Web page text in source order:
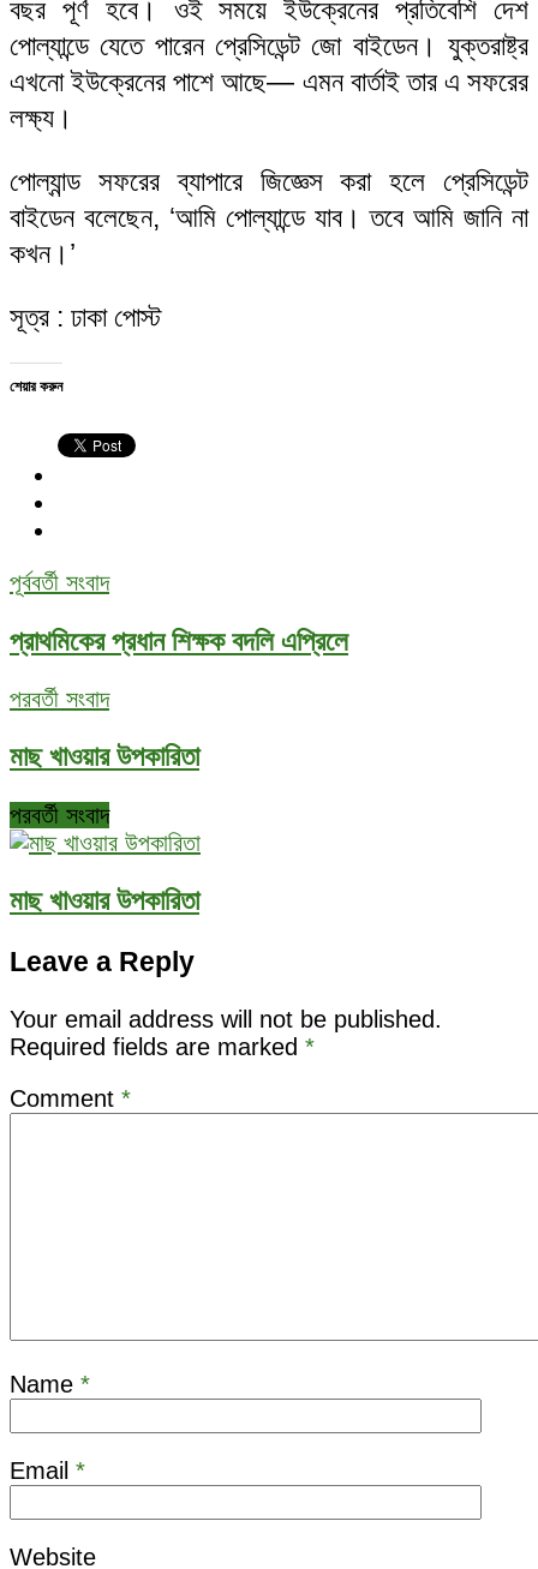
বছর পূর্ণ হবে। ওই সময়ে ইউক্রেনের প্রতিবেশি দেশ
পোল্যান্ডে যেতে পারেন প্রেসিডেন্ট জো বাইডেন। যুক্তরাষ্ট্র
এখনো ইউক্রেনের পাশে আছে— এমন বার্তাই তার এ সফরের
লক্ষ্য।
পোল্যান্ড সফরের ব্যাপারে জিজ্ঞেস করা হলে প্রেসিডেন্ট
বাইডেন বলেছেন, ‘আমি পোল্যান্ডে যাব। তবে আমি জানি না
কখন।’
সূত্র : ঢাকা পোস্ট
শেয়ার করুন
পূর্ববর্তী সংবাদ
প্রাথমিকের প্রধান শিক্ষক বদলি এপ্রিলে
পরবর্তী সংবাদ
মাছ খাওয়ার উপকারিতা
পরবর্তী সংবাদ
মাছ খাওয়ার উপকারিতা
Leave a Reply
Your email address will not be published.
Required fields are marked *
Comment *
Name *
Email *
Website